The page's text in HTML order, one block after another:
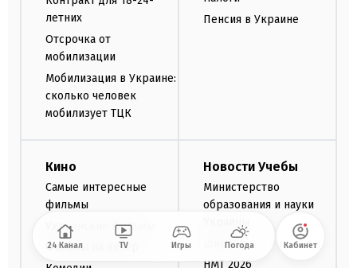
летних
Отсрочка от
мобилизации
Мобилизация в Украине:
сколько человек
мобилизует ТЦК
Пенсия в Украине
Кино
Самые интересные
фильмы
Украинские фильмы
Фильмы на вечер
Новости Учебы
Министерство
образования и науки
Украины
Школа
НМТ 2026
24 Канал TV Игры Погода Кабинет